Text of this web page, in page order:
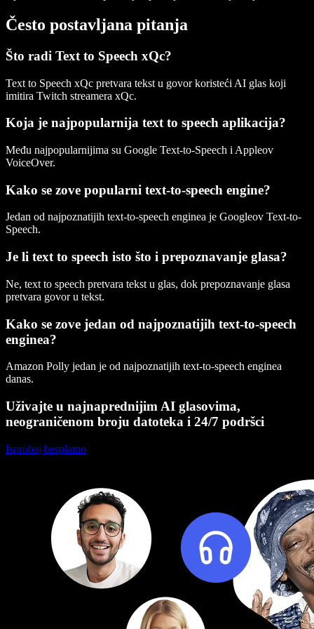
Često postavljana pitanja
Što radi Text to Speech xQc?
Text to Speech xQc pretvara tekst u govor koristeći AI glas koji
imitira Twitch streamera xQc.
Koja je najpopularnija text to speech aplikacija?
Među najpopularnijima su Google Text-to-Speech i Appleov
VoiceOver.
Kako se zove popularni text-to-speech engine?
Jedan od najpoznatijih text-to-speech enginea je Googleov Text-to-
Speech.
Je li text to speech isto što i prepoznavanje glasa?
Ne, text to speech pretvara tekst u glas, dok prepoznavanje glasa
pretvara govor u tekst.
Kako se zove jedan od najpoznatijih text-to-speech
enginea?
Amazon Polly jedan je od najpoznatijih text-to-speech enginea
danas.
Uživajte u najnaprednijim AI glasovima,
neograničenom broju datoteka i 24/7 podršci
Isprobaj besplatno